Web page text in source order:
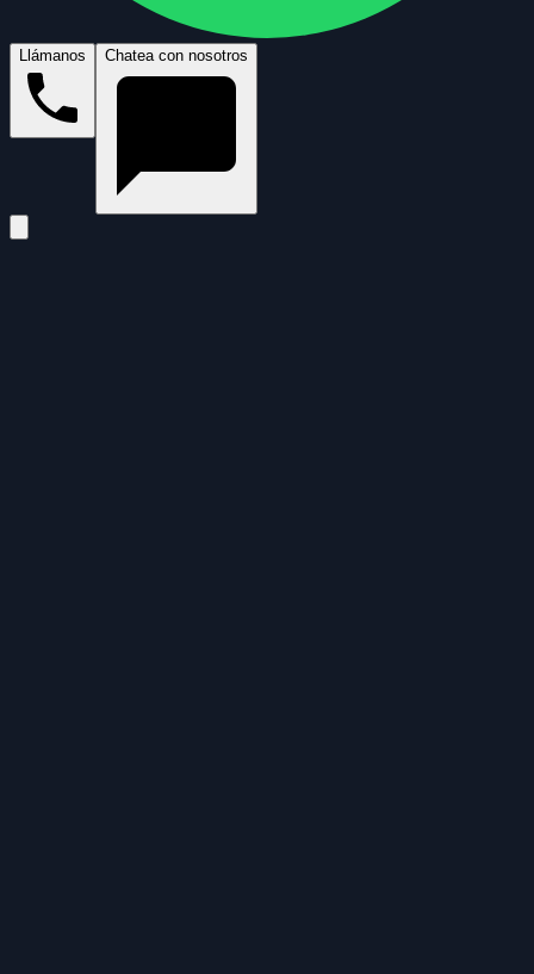
Llámanos Chatea con nosotros